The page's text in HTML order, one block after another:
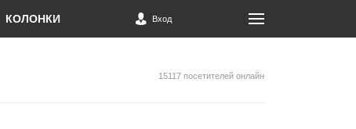
КОЛОНКИ Вход
15117 посетителей онлайн